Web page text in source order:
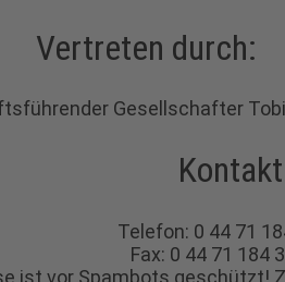
Vertreten durch:
Gesellschafter
Telefon: 0 44 71
Fax: 0 44 71 184
ist vor Spambots geschützt!